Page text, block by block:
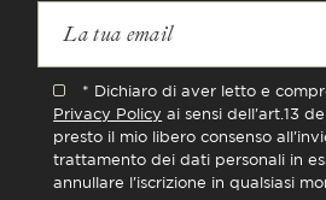
* Dichiaro di aver letto e
Privacy Policy ai sensi dell'art.13
presto il mio libero consenso
trattamento dei dati personali in
annullare l'iscrizione in qualsiasi